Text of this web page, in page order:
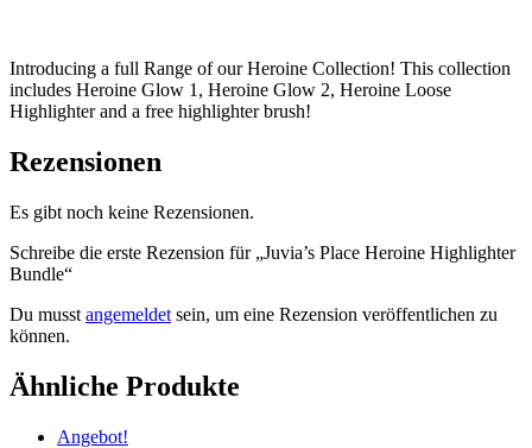
Introducing a full Range of our Heroine Collection! This collection
includes Heroine Glow 1, Heroine Glow 2, Heroine Loose
Highlighter and a free highlighter brush!
Rezensionen
Es gibt noch keine Rezensionen.
Schreibe die erste Rezension für „Juvia’s Place Heroine Highlighter
Bundle“
Du musst angemeldet sein, um eine Rezension veröffentlichen zu
können.
Ähnliche Produkte
Angebot!